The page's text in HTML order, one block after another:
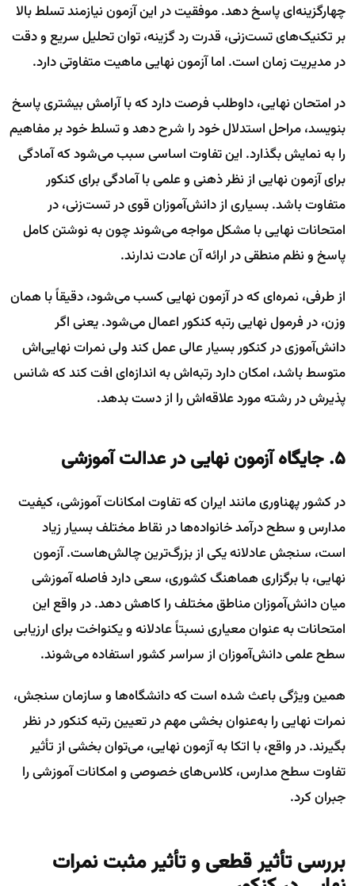
چهارگزینه‌ای پاسخ دهد. موفقیت در این آزمون نیازمند تسلط بالا
بر تکنیک‌های تست‌زنی، قدرت رد گزینه، توان تحلیل سریع و دقت
در مدیریت زمان است. اما آزمون نهایی ماهیت متفاوتی دارد.
در امتحان نهایی، داوطلب فرصت دارد که با آرامش بیشتری پاسخ
بنویسد، مراحل استدلال خود را شرح دهد و تسلط خود بر مفاهیم
را به نمایش بگذارد. این تفاوت اساسی سبب می‌شود که آمادگی
برای آزمون نهایی از نظر ذهنی و علمی با آمادگی برای کنکور
متفاوت باشد. بسیاری از دانش‌آموزان قوی در تست‌زنی، در
امتحانات نهایی با مشکل مواجه می‌شوند چون به نوشتن کامل
پاسخ و نظم منطقی در ارائه آن عادت ندارند.
از طرفی، نمره‌ای که در آزمون نهایی کسب می‌شود، دقیقاً با همان
وزن، در فرمول نهایی رتبه کنکور اعمال می‌شود. یعنی اگر
دانش‌آموزی در کنکور بسیار عالی عمل کند ولی نمرات نهایی‌اش
متوسط باشد، امکان دارد رتبه‌اش به اندازه‌ای افت کند که شانس
پذیرش در رشته مورد علاقه‌اش را از دست بدهد.
۵. جایگاه آزمون نهایی در عدالت آموزشی
در کشور پهناوری مانند ایران که تفاوت امکانات آموزشی، کیفیت
مدارس و سطح درآمد خانواده‌ها در نقاط مختلف بسیار زیاد
است، سنجش عادلانه یکی از بزرگ‌ترین چالش‌هاست. آزمون
نهایی، با برگزاری هماهنگ کشوری، سعی دارد فاصله‌ آموزشی
میان دانش‌آموزان مناطق مختلف را کاهش دهد. در واقع این
امتحانات به عنوان معیاری نسبتاً عادلانه و یکنواخت برای ارزیابی
سطح علمی دانش‌آموزان از سراسر کشور استفاده می‌شوند.
همین ویژگی باعث شده است که دانشگاه‌ها و سازمان سنجش،
نمرات نهایی را به‌عنوان بخشی مهم در تعیین رتبه کنکور در نظر
بگیرند. در واقع، با اتکا به آزمون نهایی، می‌توان بخشی از تأثیر
تفاوت سطح مدارس، کلاس‌های خصوصی و امکانات آموزشی را
جبران کرد.
بررسی تأثیر قطعی و تأثیر مثبت نمرات